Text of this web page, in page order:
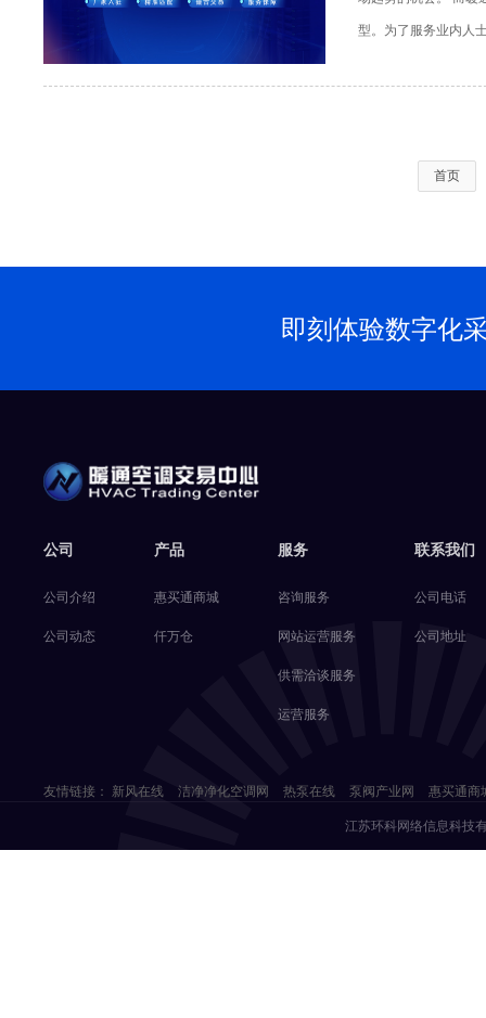
型。为了服务业内人
首页
即刻体验数字化
公司
公司介绍
公司动态
产品
惠买通商城
仟万仓
服务
咨询服务
网站运营服务
供需洽谈服务
运营服务
联系我们
公司电话
公司地址
友情链接： 新风在线 洁净净化空调网 热泵在线 泵阀产业网 惠买通商
江苏环科网络信息科技